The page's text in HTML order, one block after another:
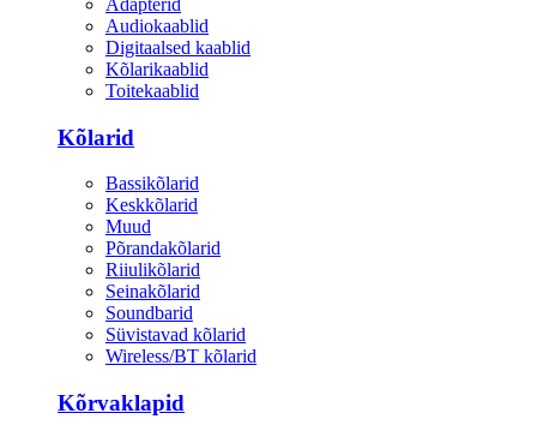
Adapterid
Audiokaablid
Digitaalsed kaablid
Kõlarikaablid
Toitekaablid
Kõlarid
Bassikõlarid
Keskkõlarid
Muud
Põrandakõlarid
Riiulikõlarid
Seinakõlarid
Soundbarid
Süvistavad kõlarid
Wireless/BT kõlarid
Kõrvaklapid